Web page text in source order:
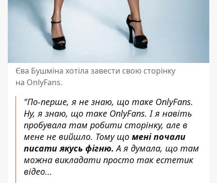
Єва Бушміна хотіла завести свою сторінку
на OnlyFans.
"По-перше, я не знаю, що таке OnlyFans.
Ну, я знаю, що таке OnlyFans. І я навіть
пробувала там робити сторінку, але в
мене не вийшло. Тому що мені почали
писати якусь фігню. А я думала, що там
можна викладати просто так естетик
відео...